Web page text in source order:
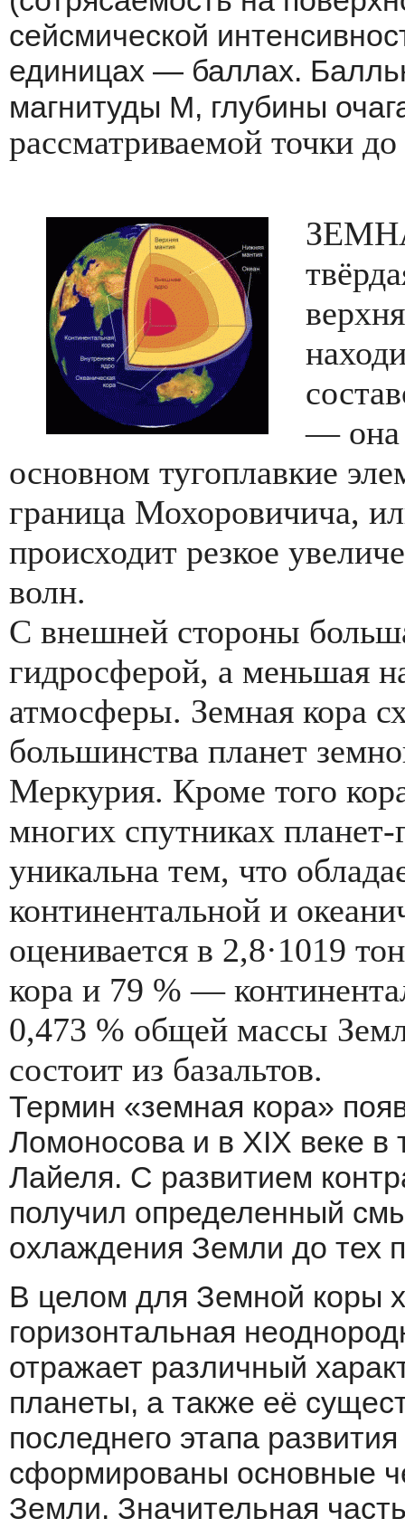
сейсмической
единицах — баллах.
магнитуды М, глубины
рассматриваемой точки
— она
основном тугоплавкие
граница Мохоровичича,
происходит резкое
волн.
С внешней стороны
гидросферой, а меньшая
атмосферы. Земная кора
большинства планет
Меркурия. Кроме того
многих спутниках
уникальна тем, что
континентальной и
оценивается в 2,8·1019
кора и 79 % —
0,473 % общей массы
состоит из базальтов.
Термин «земная кора»
Ломоносова и в XIX веке в
Лайеля. С развитием
получил определенный
охлаждения Земли до тех
В целом для Земной коры
горизонтальная
отражает различный
планеты, а также её
последнего этапа
сформированы основные
Земли. Значительная